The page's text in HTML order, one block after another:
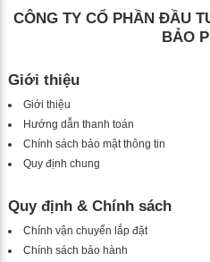
CÔNG TY CỔ PHẦN ĐẦU
BẢO
Giới thiệu
Giới thiệu
Hướng dẫn thanh toán
Chính sách bảo mật thông tin
Quy định chung
Quy định & Chính sách
Chính vận chuyển lắp đặt
Chính sách bảo hành